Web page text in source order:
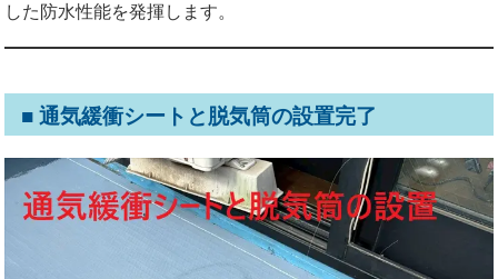
した防水性能を発揮します。
■ 通気緩衝シートと脱気筒の設置完了